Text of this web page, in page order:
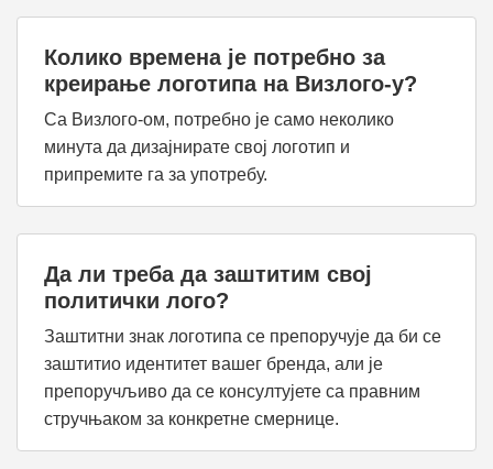
Колико времена је потребно за
креирање логотипа на Визлого-у?
Са Визлого-ом, потребно је само неколико
минута да дизајнирате свој логотип и
припремите га за употребу.
Да ли треба да заштитим свој
политички лого?
Заштитни знак логотипа се препоручује да би се
заштитио идентитет вашег бренда, али је
препоручљиво да се консултујете са правним
стручњаком за конкретне смернице.